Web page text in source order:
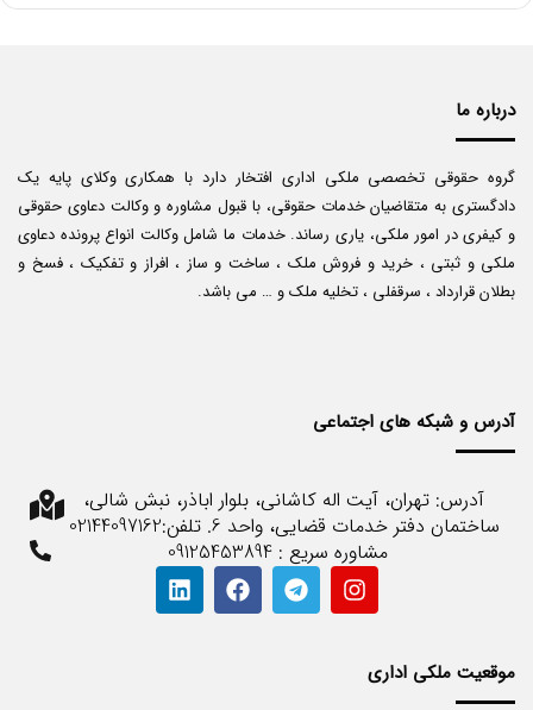
درباره ما
گروه حقوقی تخصصی ملکی اداری افتخار دارد با همکاری وکلای پایه یک
دادگستری به متقاضیان خدمات حقوقی، با قبول مشاوره و وکالت دعاوی حقوقی
و کیفری در امور ملکی، یاری رساند. خدمات ما شامل وکالت انواع پرونده دعاوی
ملکی و ثبتی ، خرید و فروش ملک ، ساخت و ساز ، افراز و تفکیک ، فسخ و
بطلان قرارداد ، سرقفلی ، تخلیه ملک و … می باشد.
آدرس و شبکه های اجتماعی
آدرس: تهران، آیت اله کاشانی، بلوار اباذر، نبش شالی،
ساختمان دفتر خدمات قضایی، واحد 6. تلفن:02144097162
مشاوره سریع : 09125453894
موقعیت ملکی اداری